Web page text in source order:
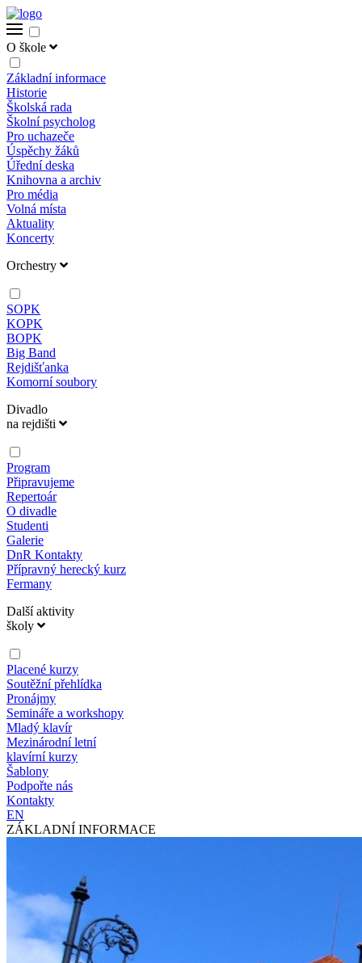
O škole
Základní informace
Historie
Školská rada
Školní psycholog
Pro uchazeče
Úspěchy žáků
Úřední deska
Knihovna a archiv
Pro média
Volná místa
Aktuality
Koncerty
Orchestry
SOPK
KOPK
BOPK
Big Band
Rejdišťanka
Komorní soubory
Divadlo
na rejdišti
Program
Připravujeme
Repertoár
O divadle
Studenti
Galerie
DnR Kontakty
Přípravný herecký kurz
Fermany
Další aktivity
školy
Placené kurzy
Soutěžní přehlídka
Pronájmy
Semináře a workshopy
Mladý klavír
Mezinárodní letní
klavírní kurzy
Šablony
Podpořte nás
Kontakty
EN
ZÁKLADNÍ INFORMACE